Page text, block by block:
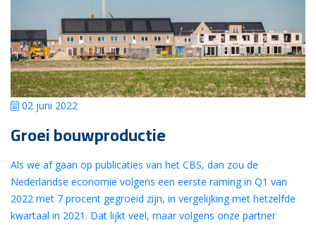
02 juni 2022
Groei bouwproductie
Als we af gaan op publicaties van het CBS, dan zou de
Nederlandse economie volgens een eerste raming in Q1 van
2022 met 7 procent gegroeid zijn, in vergelijking met hetzelfde
kwartaal in 2021. Dat lijkt veel, maar volgens onze partner